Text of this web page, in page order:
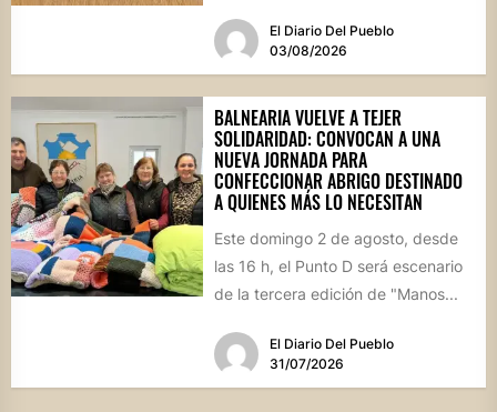
El Diario Del Pueblo
03/08/2026
BALNEARIA VUELVE A TEJER
SOLIDARIDAD: CONVOCAN A UNA
NUEVA JORNADA PARA
CONFECCIONAR ABRIGO DESTINADO
A QUIENES MÁS LO NECESITAN
Este domingo 2 de agosto, desde
las 16 h, el Punto D será escenario
de la tercera edición de "Manos...
El Diario Del Pueblo
31/07/2026